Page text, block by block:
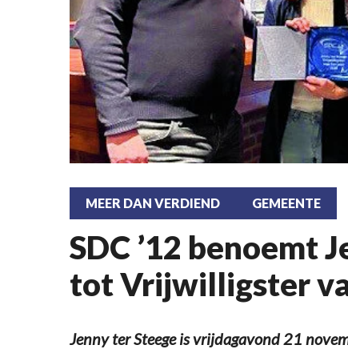
MEER DAN VERDIEND GEMEENTE
SDC ’12 benoemt
tot Vrijwilligster
Jenny ter Steege is vrijdagavond 21